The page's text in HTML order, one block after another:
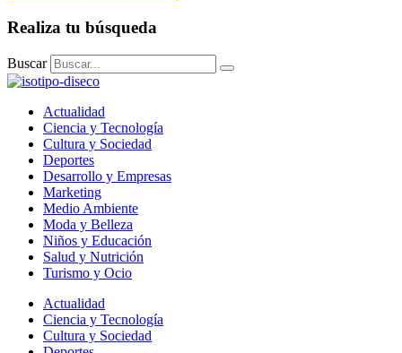
Realiza tu búsqueda
Buscar
Actualidad
Ciencia y Tecnología
Cultura y Sociedad
Deportes
Desarrollo y Empresas
Marketing
Medio Ambiente
Moda y Belleza
Niños y Educación
Salud y Nutrición
Turismo y Ocio
Actualidad
Ciencia y Tecnología
Cultura y Sociedad